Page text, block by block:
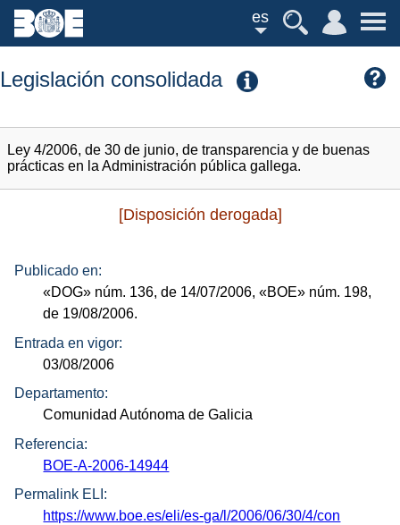
es
Legislación consolidada
Ley 4/2006, de 30 de junio, de transparencia y de buenas
prácticas en la Administración pública gallega.
[Disposición derogada]
Publicado en:
«DOG» núm. 136, de 14/07/2006,«BOE» núm. 198,
de 19/08/2006.
Entrada en vigor:
03/08/2006
Departamento:
Comunidad Autónoma de Galicia
Referencia:
BOE-A-2006-14944
Permalink ELI:
https://www.boe.es/eli/es-ga/l/2006/06/30/4/con